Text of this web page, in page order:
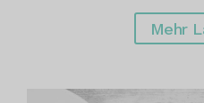
Mehr